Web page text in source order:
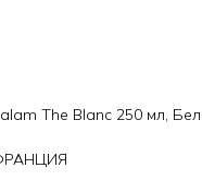
The Blanc 250 мл,